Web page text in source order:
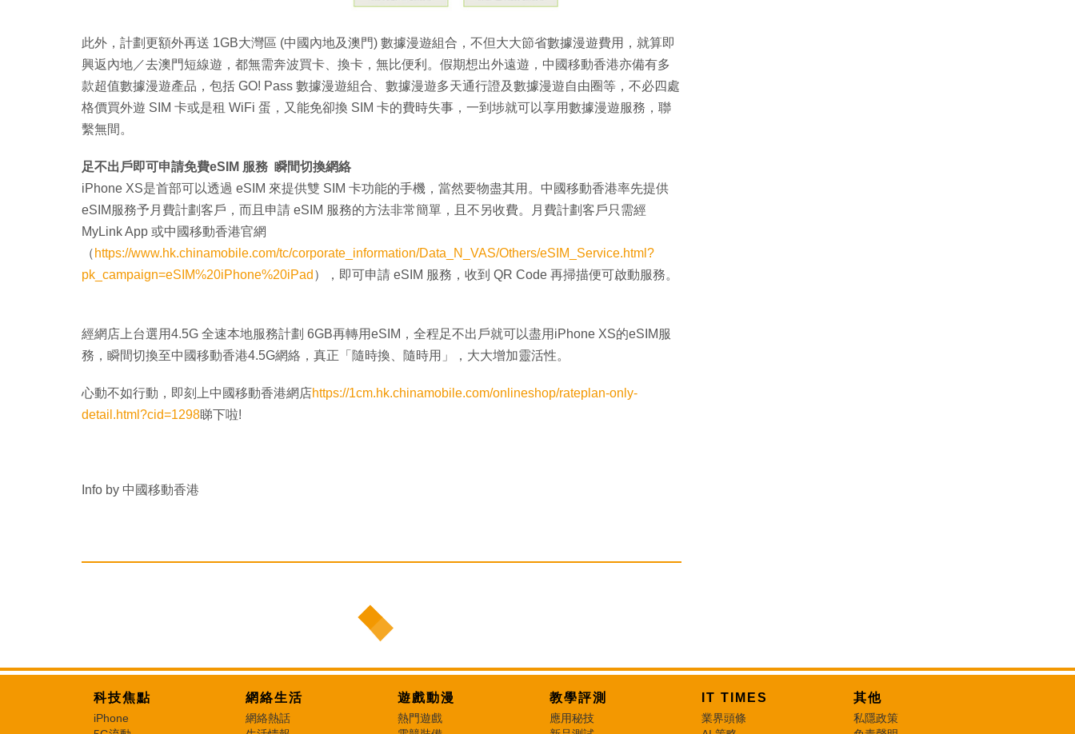
此外，計劃更額外再送 1GB大灣區 (中國內地及澳門) 數據漫遊組合，不但大大節省數據漫遊費用，就算即
興返內地／去澳門短線遊，都無需奔波買卡、換卡，無比便利。假期想出外遠遊，中國移動香港亦備有多
款超值數據漫遊產品，包括 GO! Pass 數據漫遊組合、數據漫遊多天通行證及數據漫遊自由圈等，不必四處
格價買外遊 SIM 卡或是租 WiFi 蛋，又能免卻換 SIM 卡的費時失事，一到埗就可以享用數據漫遊服務，聯
繫無間。
足不出戶即可申請免費eSIM 服務 瞬間切換網絡
iPhone XS是首部可以透過 eSIM 來提供雙 SIM 卡功能的手機，當然要物盡其用。中國移動香港率先提供
eSIM服務予月費計劃客戶，而且申請 eSIM 服務的方法非常簡單，且不另收費。月費計劃客戶只需經
MyLink App 或中國移動香港官網
（ https://www.hk.chinamobile.com/tc/corporate_information/Data_N_VAS/Others/eSIM_Service.html?
pk_campaign=eSIM%20iPhone%20iPad ），即可申請 eSIM 服務，收到 QR Code 再掃描便可啟動服務。
經網店上台選用4.5G 全速本地服務計劃 6GB再轉用eSIM，全程足不出戶就可以盡用iPhone XS的eSIM服
務，瞬間切換至中國移動香港4.5G網絡，真正「隨時換、隨時用」，大大增加靈活性。
心動不如行動，即刻上中國移動香港網店https://1cm.hk.chinamobile.com/onlineshop/rateplan-only-
detail.html?cid=1298睇下啦!
Info by 中國移動香港
科技焦點
iPhone
網絡生活
網絡熱話
遊戲動漫
熱門遊戲
教學評測
應用秘技
IT TIMES
業界頭條
其他
私隱政策